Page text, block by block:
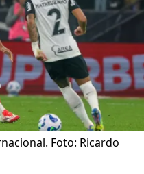
Foto: Ricardo